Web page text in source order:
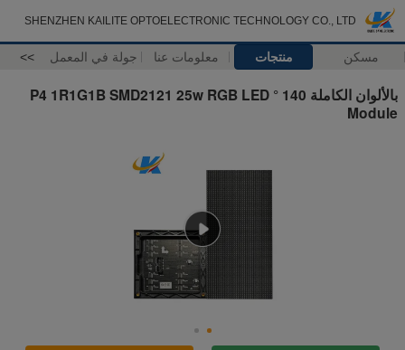
SHENZHEN KAILITE OPTOELECTRONIC TECHNOLOGY CO., LTD
مسكن منتجات معلومات عنا جولة في المعمل >>
بالألوان الكاملة 140 ° P4 1R1G1B SMD2121 25w RGB LED
Module